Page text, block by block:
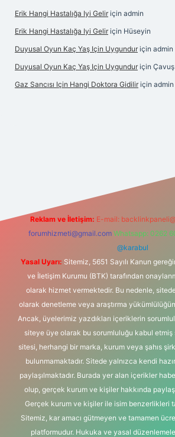
Erik Hangi Hastalığa Iyi Gelir için admin
Erik Hangi Hastalığa Iyi Gelir için Hüseyin
Duyusal Oyun Kaç Yaş Için Uygundur için admin
Duyusal Oyun Kaç Yaş Için Uygundur için Çavuş
Gaz Sancısı Için Hangi Doktora Gidilir için admin
Reklam ve İletişim: E-mail:
forumhizmeti@gmail.com Whatsapp: 0262
@karabul
Yasal Uyarı: Sitemiz, 5651 Sayılı Kanun
ve İletişim Kurumu (BTK) tarafından
olarak hizmet vermektedir. Bu nedenle,
olarak denetleme veya araştırma
Ancak, üyelerimiz yazdıkları içeriklerin
siteye üye olarak bu sorumluluğu kabul etmiş
sitesi, herhangi bir marka, kurum veya şahıs
bulunmamaktadır. Sitede yalnızca kendi
paylaşılmaktadır. Burada yer alan içerikler
olup, gerçek kurum ve kişiler hakkında
Gerçek kurum ve kişiler ile isim benzerlikleri
Sitemiz, kar amacı gütmeyen ve tamamen
platformudur. Hukuka ve yasal